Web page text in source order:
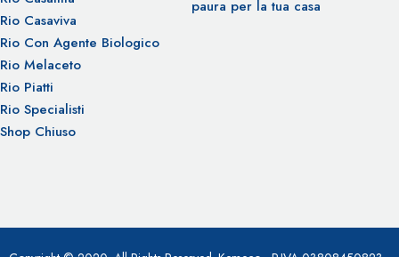
Rio Casaviva
Rio Con Agente Biologico
Rio Melaceto
Rio Piatti
Rio Specialisti
Shop Chiuso
paura per la tua casa